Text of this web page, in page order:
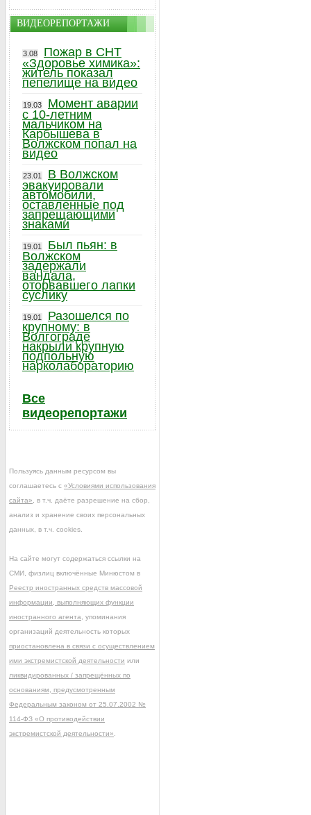
ВИДЕОРЕПОРТАЖИ
3.08
Пожар в СНТ
«Здоровье химика»:
житель показал
пепелище на видео
19.03
Момент аварии
с 10-летним
мальчиком на
Карбышева в
Волжском попал на
видео
23.01
В Волжском
эвакуировали
автомобили,
оставленные под
запрещающими
знаками
19.01
Был пьян: в
Волжском
задержали
вандала,
оторвавшего лапки
суслику
19.01
Разошелся по
крупному: в
Волгограде
накрыли крупную
подпольную
нарколабораторию
Все
видеорепортажи
Пользуясь данным ресурсом вы
соглашаетесь с «Условиями использования
сайта» , в т.ч. даёте разрешение на сбор,
анализ и хранение своих персональных
данных, в т.ч. cookies.
На сайте могут содержаться ссылки на
СМИ, физлиц включённые Минюстом в
Реестр иностранных средств массовой
информации, выполняющих функции
иностранного агента , упоминания
организаций деятельность которых
приостановлена в связи с осуществлением
ими экстремистской деятельности или
ликвидированных / запрещённых по
основаниям, предусмотренным
Федеральным законом от 25.07.2002 №
114-ФЗ «О противодействии
экстремистской деятельности»